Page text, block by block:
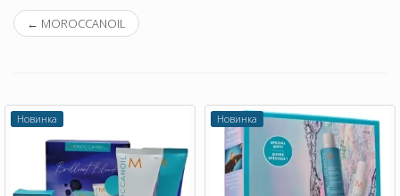
← MOROCCANOIL
Новинка Новинка